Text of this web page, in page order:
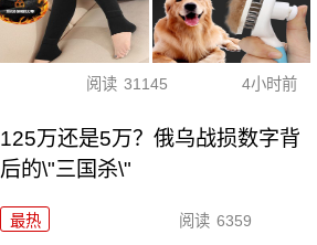
阅读 31145 4小时前
125万还是5万？俄乌战损数字背
后的\"三国杀\"
最热 阅读 6359